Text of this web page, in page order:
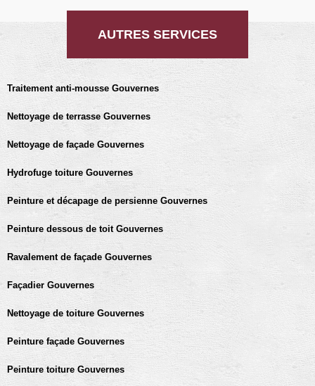
AUTRES SERVICES
Traitement anti-mousse Gouvernes
Nettoyage de terrasse Gouvernes
Nettoyage de façade Gouvernes
Hydrofuge toiture Gouvernes
Peinture et décapage de persienne Gouvernes
Peinture dessous de toit Gouvernes
Ravalement de façade Gouvernes
Façadier Gouvernes
Nettoyage de toiture Gouvernes
Peinture façade Gouvernes
Peinture toiture Gouvernes